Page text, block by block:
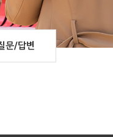
문/답변